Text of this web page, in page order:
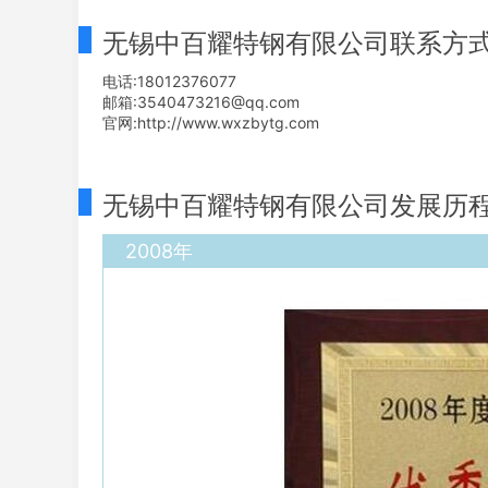
无锡中百耀特钢有限公司联系方
电话:18012376077
邮箱:3540473216@qq.com
官网:http://www.wxzbytg.com
无锡中百耀特钢有限公司发展历
2008年